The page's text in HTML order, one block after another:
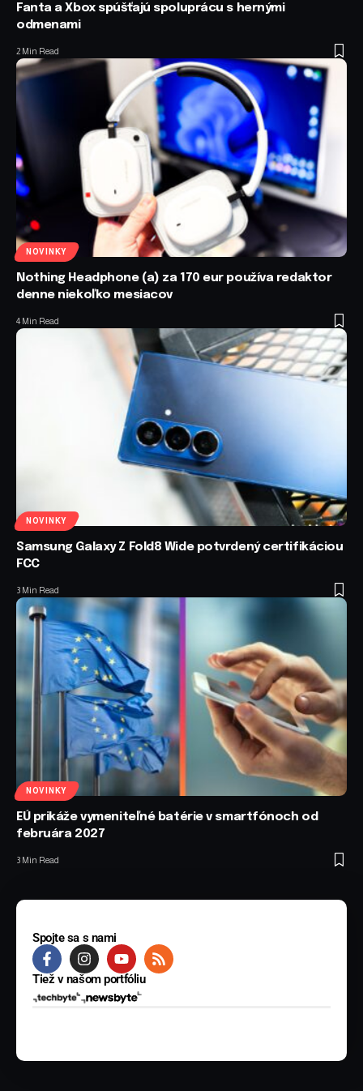
Fanta a Xbox spúšťajú spoluprácu s hernými
odmenami
2 Min Read
NOVINKY
Nothing Headphone (a) za 170 eur používa redaktor
denne niekoľko mesiacov
4 Min Read
NOVINKY
Samsung Galaxy Z Fold8 Wide potvrdený certifikáciou
FCC
3 Min Read
NOVINKY
EÚ prikáže vymeniteľné batérie v smartfónoch od
februára 2027
3 Min Read
Spojte sa s nami
Tiež v našom portfóliu